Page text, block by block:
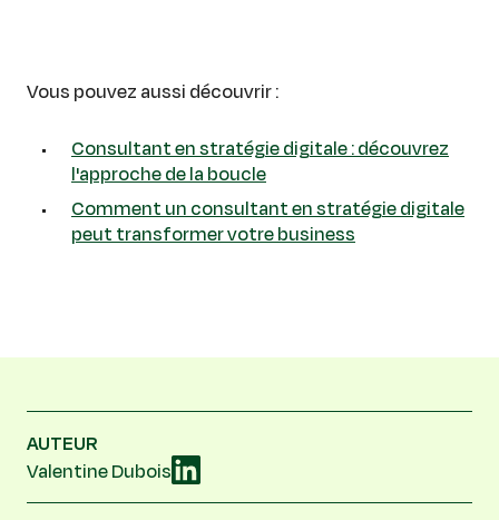
Vous pouvez aussi découvrir :
Consultant en stratégie digitale : découvrez
l'approche de la boucle
Comment un consultant en stratégie digitale
peut transformer votre business
AUTEUR
Valentine Dubois